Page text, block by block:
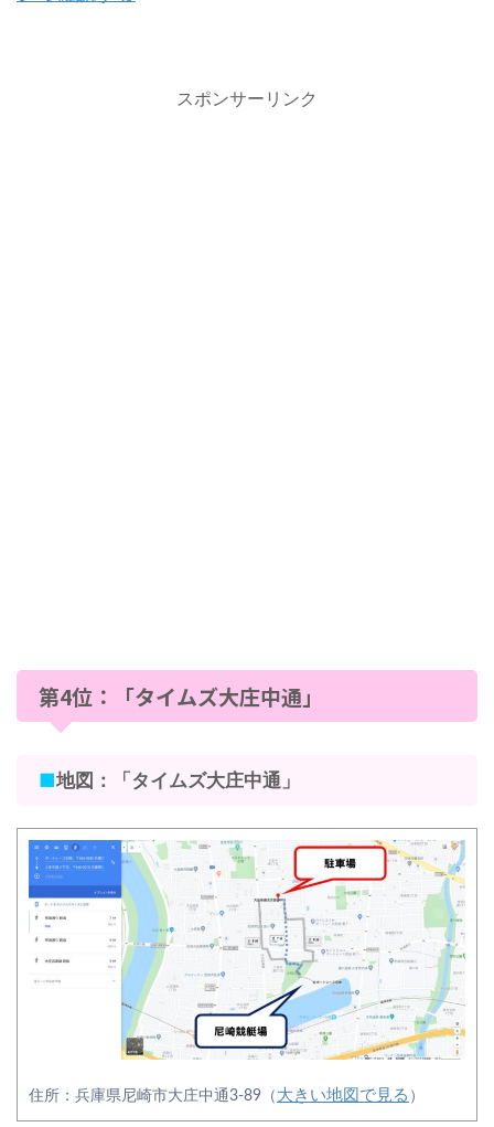
スポンサーリンク
第4位：「タイムズ大庄中通」
■地図：「タイムズ大庄中通」
住所：兵庫県尼崎市大庄中通3-89（ 大きい地図で見る ）